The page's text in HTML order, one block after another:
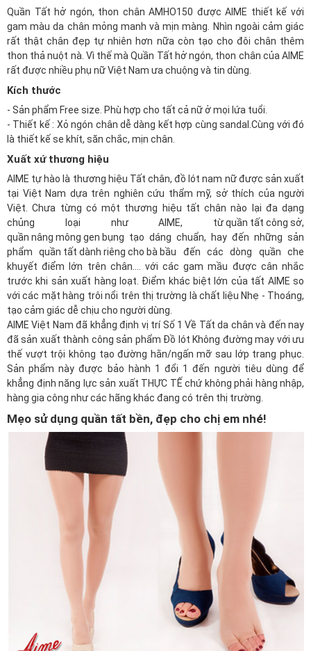
Quần Tất hở ngón, thon chân AMHO150 được AIME thiết kế với
gam màu da chân mỏng manh và mịn màng. Nhìn ngoài cảm giác
rất thật chân đẹp tự nhiên hơn nữa còn tạo cho đôi chân thêm
thon thả nuột nà. Vì thế mà Quần Tất hở ngón, thon chân của AIME
rất được nhiều phụ nữ Việt Nam ưa chuộng và tin dùng.
Kích thước
- Sản phẩm Free size. Phù hợp cho tất cả nữ ở mọi lứa tuổi.
- Thiết kế : Xỏ ngón chân dễ dàng kết hợp cùng sandal.Cùng với đó
là thiết kế se khít, săn chắc, mịn chân.
Xuất xứ thương hiệu
AIME tự hào là thương hiệu Tất chân, đồ lót nam nữ được sản xuất
tại Việt Nam dựa trên nghiên cứu thẩm mỹ, sở thích của người
Việt. Chưa từng có một thương hiệu tất chân nào lại đa dạng
chủng loại như AIME, từ quần tất công sở,
quần nâng mông gen bụng tạo dáng chuẩn, hay đến những sản
phẩmquần tất dành riêng cho bà bầu đến các dòng quần che
khuyết điểm lớn trên chân.... với các gam mầu được cân nhắc
trước khi sản xuất hàng loạt. Điểm khác biệt lớn của tất AIME so
với các mặt hàng trôi nổi trên thị trường là chất liệu Nhẹ - Thoáng,
tạo cảm giác dễ chịu cho người dùng.
AIME Việt Nam đã khẳng định vị trí Số 1 Về Tất da chân và đến nay
đã sản xuất thành công sản phẩm Đồ lót Không đường may với ưu
thế vượt trội không tạo đường hằn/ngấn mỡ sau lớp trang phục.
Sản phẩm này được bảo hành 1 đổi 1 đến người tiêu dùng để
khẳng định năng lực sản xuất THỰC TẾ chứ không phải hàng nhập,
hàng gia công như các hãng khác đang có trên thị trường.
Mẹo sử dụng quần tất bền, đẹp cho chị em nhé!